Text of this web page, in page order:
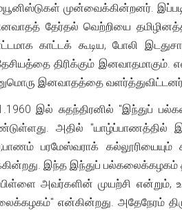
முன்வைக்கின்றனர்.
தேர்தல் வெற்றியை
காட்டக் கூடிய, போலி
திரிக்கும்
இனவாதத்தை
இல் சுதந்திரனில் "இந்துப்
அதில் "யாழ்ப்பாணத்தில்
பரமேஸ்வராக்
இந்த இந்துப் பல்கலைக்கழகம்
அவர்களின் முயற்சி
என்கின்றது. அதேநேரம்